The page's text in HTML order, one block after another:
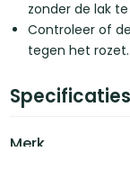
zonder de lak
Controleer of
tegen het rozet.
Specificaties
Merk